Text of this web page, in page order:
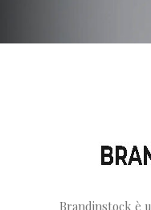
Brandinstock è